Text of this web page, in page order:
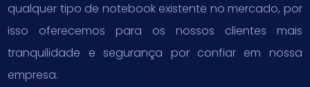
qualquer tipo de notebook existente no mercado, por
isso oferecemos para os nossos clientes mais
tranquilidade e segurança por confiar em nossa
empresa.